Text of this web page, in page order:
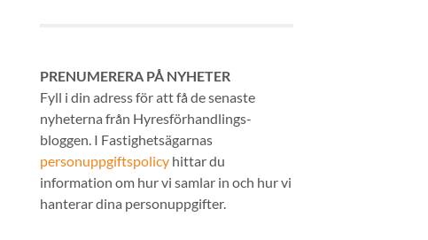
PRENUMERERA PÅ NYHETER
Fyll i din adress för att få de senaste
nyheterna från Hyresförhandlings-
bloggen. I Fastighetsägarnas
personuppgiftspolicy hittar du
information om hur vi samlar in och hur vi
hanterar dina personuppgifter.